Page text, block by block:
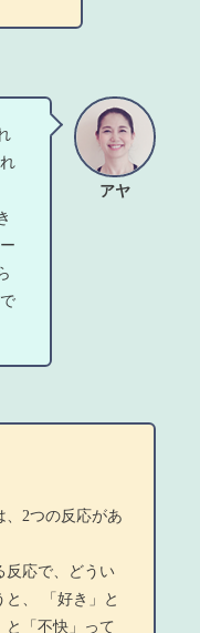
アヤ
、2つの反応があ
反応で、どうい
と、 「好き」と
と「不快」って